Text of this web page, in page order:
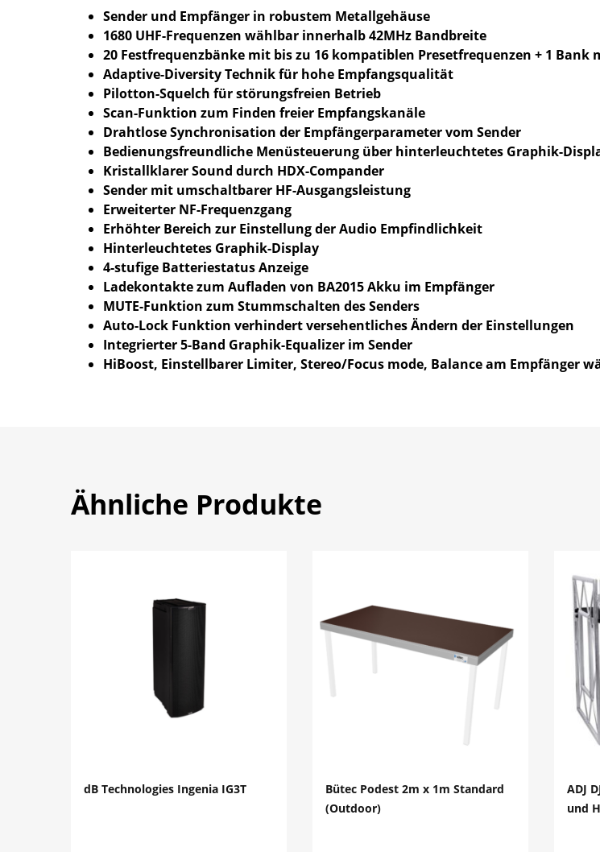
Sender und Empfänger in robustem Metallgehäuse
1680 UHF-Frequenzen wählbar innerhalb 42MHz Bandbreite
20 Festfrequenzbänke mit bis zu 16 kompatiblen Presetfrequenzen + 1 Bank
Adaptive-Diversity Technik für hohe Empfangsqualität
Pilotton-Squelch für störungsfreien Betrieb
Scan-Funktion zum Finden freier Empfangskanäle
Drahtlose Synchronisation der Empfängerparameter vom Sender
Bedienungsfreundliche Menüsteuerung über hinterleuchtetes Graphik-
Kristallklarer Sound durch HDX-Compander
Sender mit umschaltbarer HF-Ausgangsleistung
Erweiterter NF-Frequenzgang
Erhöhter Bereich zur Einstellung der Audio Empfindlichkeit
Hinterleuchtetes Graphik-Display
4-stufige Batteriestatus Anzeige
Ladekontakte zum Aufladen von BA2015 Akku im Empfänger
MUTE-Funktion zum Stummschalten des Senders
Auto-Lock Funktion verhindert versehentliches Ändern der Einstellungen
Integrierter 5-Band Graphik-Equalizer im Sender
HiBoost, Einstellbarer Limiter, Stereo/Focus mode, Balance am Empfänger
Ähnliche Produkte
dB Technologies Ingenia IG3T
Bütec Podest 2m x 1m Standard
(Outdoor)
ADJ
und